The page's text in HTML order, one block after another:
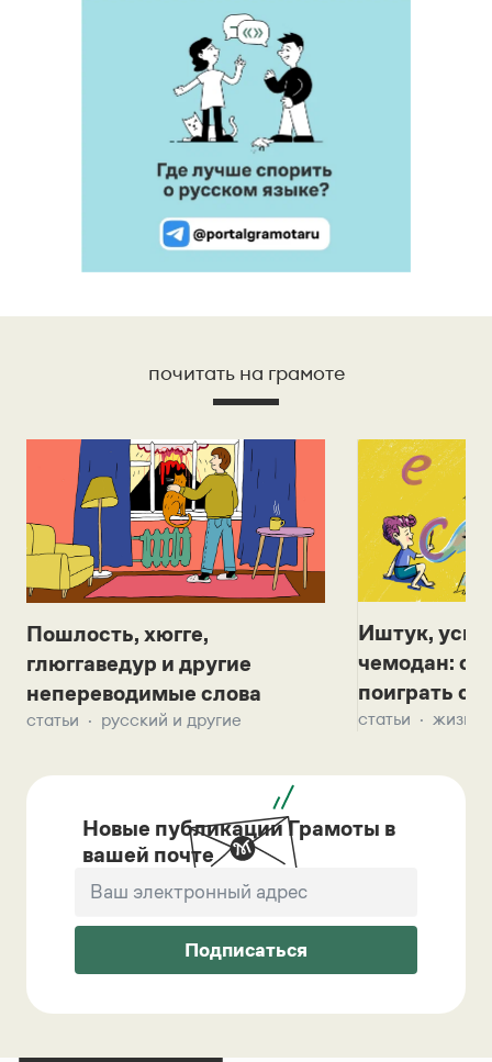
почитать на грамоте
Пошлость, хюгге,
глюггаведур и другие
непереводимые слова
статьи русский и другие
Иштук,
чемодан:
поиграть с
статьи жизнь
Новые публикации Грамоты в
вашей почте
Подписаться